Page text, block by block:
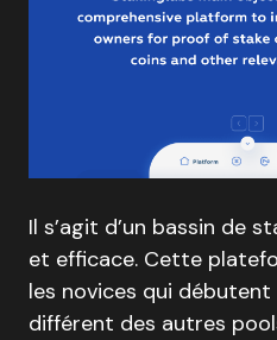
Il s’agit d’un bassin de
et efficace. Cette
les novices qui
différent des autres